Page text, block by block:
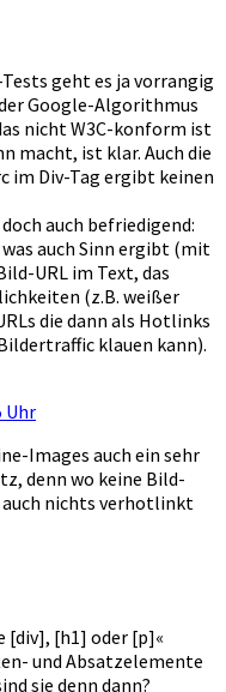
Tests geht es ja vorrangig
Google-Algorithmus
nicht W3C-konform ist
macht, ist klar. Auch die
im Div-Tag ergibt keinen
auch befriedigend:
auch Sinn ergibt (mit
URL im Text, das
(z.B. weißer
die dann als Hotlinks
klauen kann).
Uhr
Images auch ein sehr
denn wo keine Bild-
auch nichts verhotlinkt
[div], [h1] oder [p]«
und Absatzelemente
sie denn dann?